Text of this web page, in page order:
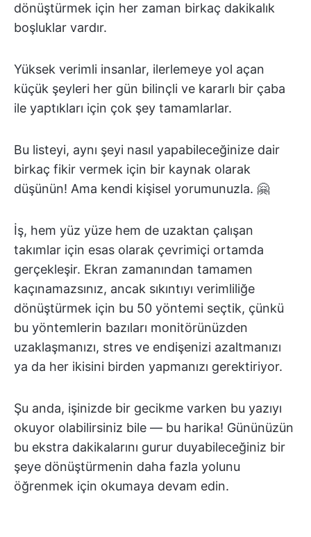
dönüştürmek için her zaman birkaç dakikalık
boşluklar vardır.
Yüksek verimli insanlar, ilerlemeye yol açan
küçük şeyleri her gün bilinçli ve kararlı bir çaba
ile yaptıkları için çok şey tamamlarlar.
Bu listeyi, aynı şeyi nasıl yapabileceğinize dair
birkaç fikir vermek için bir kaynak olarak
düşünün! Ama kendi kişisel yorumunuzla. 🤗
İş, hem yüz yüze hem de uzaktan çalışan
takımlar için esas olarak çevrimiçi ortamda
gerçekleşir. Ekran zamanından tamamen
kaçınamazsınız, ancak sıkıntıyı verimliliğe
dönüştürmek için bu 50 yöntemi seçtik, çünkü
bu yöntemlerin bazıları monitörünüzden
uzaklaşmanızı, stres ve endişenizi azaltmanızı
ya da her ikisini birden yapmanızı gerektiriyor.
Şu anda, işinizde bir gecikme varken bu yazıyı
okuyor olabilirsiniz bile — bu harika! Gününüzün
bu ekstra dakikalarını gurur duyabileceğiniz bir
şeye dönüştürmenin daha fazla yolunu
öğrenmek için okumaya devam edin.